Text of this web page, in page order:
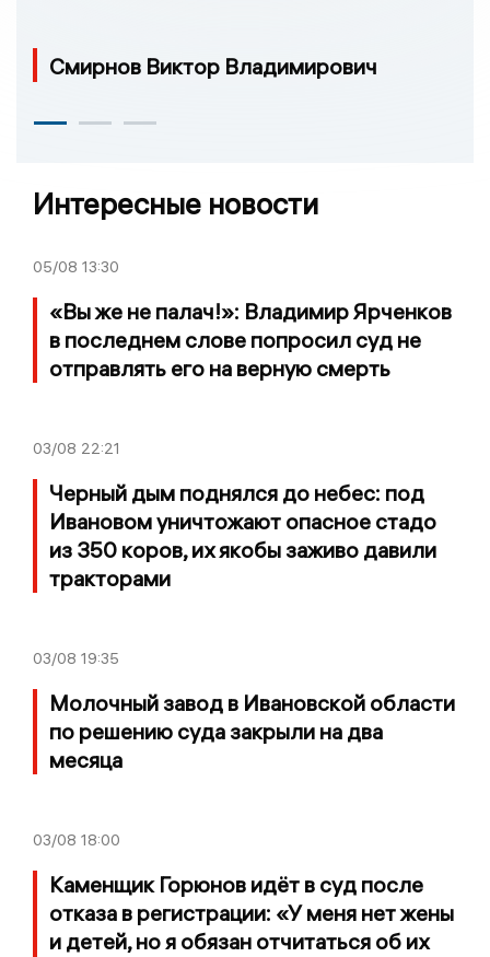
Смирнов Виктор Владимирович
Интересные новости
05/08 13:30
«Вы же не палач!»: Владимир Ярченков
в последнем слове попросил суд не
отправлять его на верную смерть
03/08 22:21
Черный дым поднялся до небес: под
Ивановом уничтожают опасное стадо
из 350 коров, их якобы заживо давили
тракторами
03/08 19:35
Молочный завод в Ивановской области
по решению суда закрыли на два
месяца
03/08 18:00
Каменщик Горюнов идёт в суд после
отказа в регистрации: «У меня нет жены
и детей, но я обязан отчитаться об их